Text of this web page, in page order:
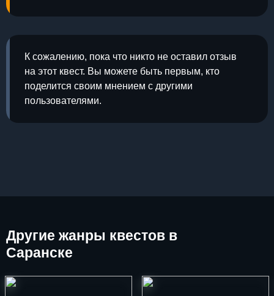
К сожалению, пока что никто не оставил отзыв
на этот квест. Вы можете быть первым, кто
поделится своим мнением с другими
пользователями.
Другие жанры квестов в
Саранске